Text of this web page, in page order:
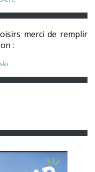
merci de remplir
: